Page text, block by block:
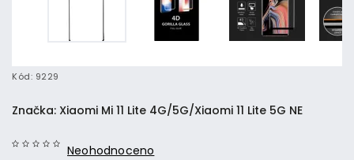
Kód: 9229
Neohodnoceno
Značka: Xiaomi Mi 11 Lite 4G/5G/Xiaomi 11 Lite 5G NE